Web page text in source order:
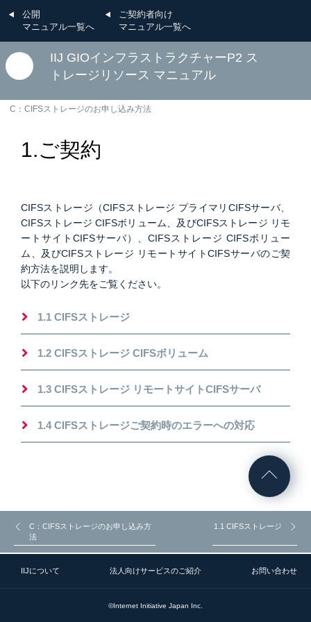
公開
マニュアル一覧へ
ご契約者向け
マニュアル一覧へ
IIJ GIOインフラストラクチャーP2 ス
トレージリソース マニュアル
C：CIFSストレージのお申し込み方法
1.ご契約
CIFSストレージ（CIFSストレージ プライマリCIFSサーバ、
CIFSストレージ CIFSボリューム、及びCIFSストレージ リモ
ートサイトCIFSサーバ）、CIFSストレージ CIFSボリュー
ム、及びCIFSストレージ リモートサイトCIFSサーバのご契
約方法を説明します。
以下のリンク先をご覧ください。
1.1 CIFSストレージ
1.2 CIFSストレージ CIFSボリューム
1.3 CIFSストレージ リモートサイトCIFSサーバ
1.4 CIFSストレージご契約時のエラーへの対応
C：CIFSストレージのお申し込み方
法
1.1 CIFSストレージ
IIJについて 法人向けサービスのご紹介 お問い合わせ
©Internet Initiative Japan Inc.